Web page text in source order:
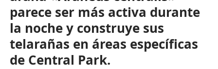
parece ser más activa durante
la noche y construye sus
telarañas en áreas específicas
de Central Park.